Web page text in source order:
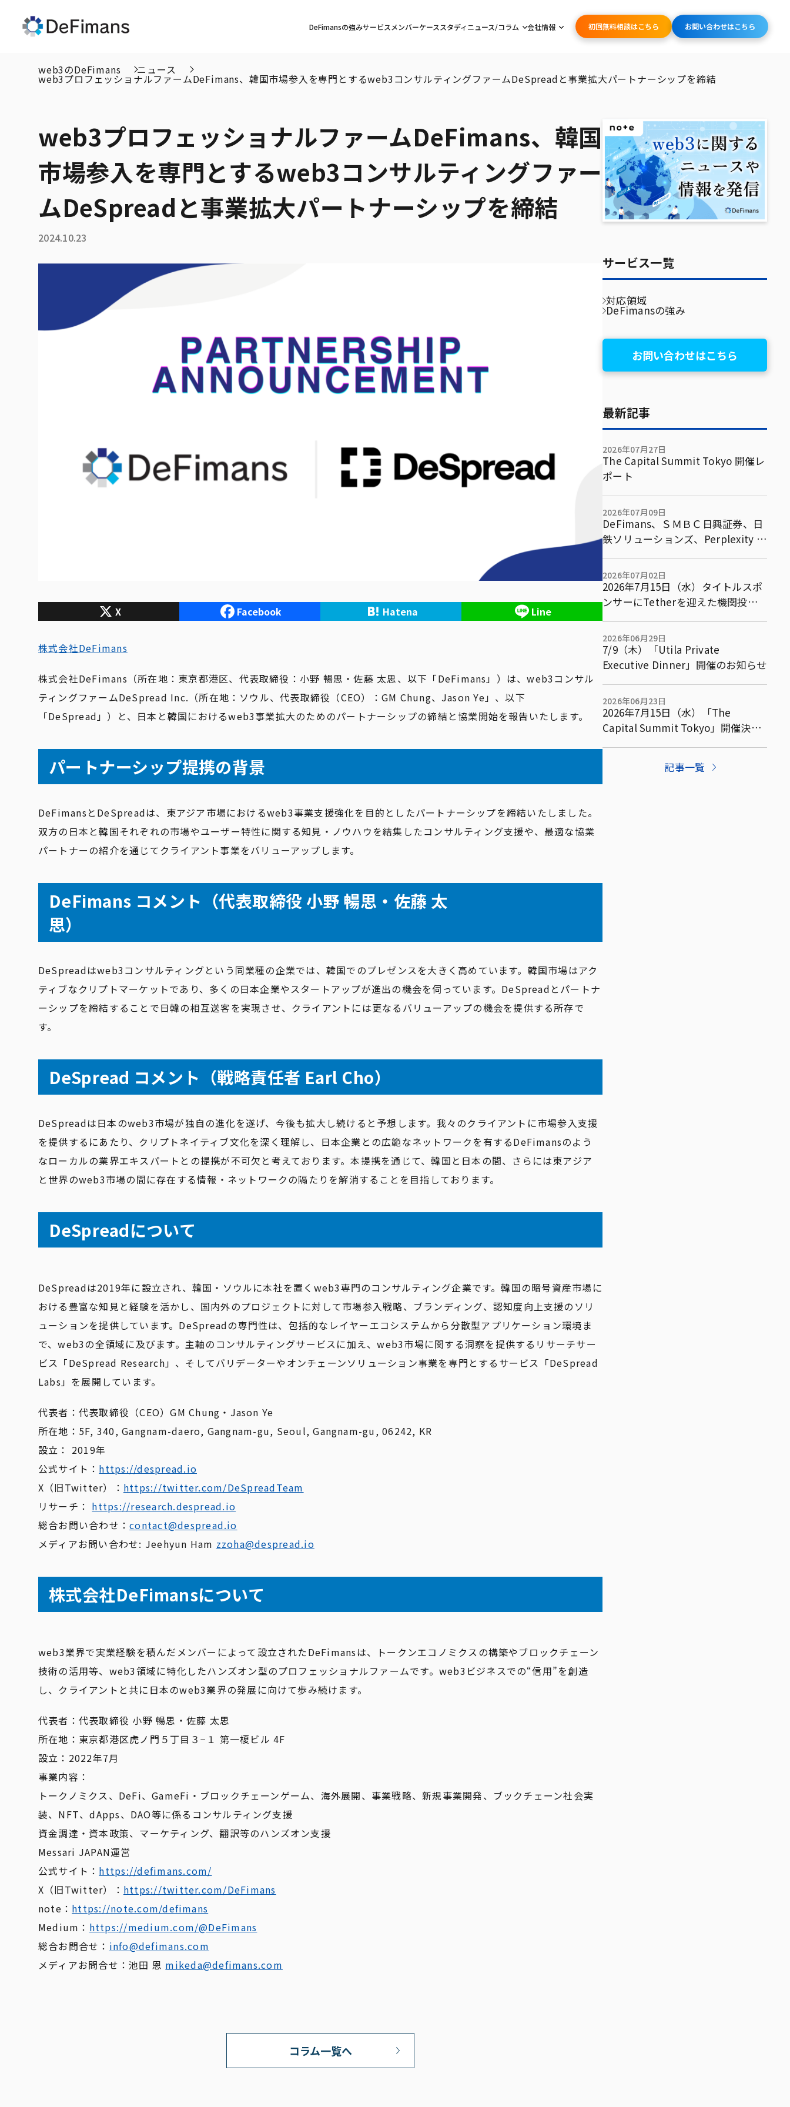
DeFimansの強みサービス メンバーケーススタディニュース/コラム 会社情報 初回無料相談はこちら お問い合わせはこちら
web3のDeFimans ニュース
web3プロフェッショナルファームDeFimans、韓国市場参入を専門とするweb3コンサルティングファームDeSpreadと事業拡大パートナーシップを締結
web3プロフェッショナルファームDeFimans、韓国
市場参入を専門とするweb3コンサルティングファー
ムDeSpreadと事業拡大パートナーシップを締結
2024.10.23
X Facebook Hatena Line
株式会社DeFimans
株式会社DeFimans（所在地：東京都港区、代表取締役：小野 暢思・佐藤 太思、以下「DeFimans」）は、web3コンサル
ティングファームDeSpread Inc.（所在地：ソウル、代表取締役（CEO）：GM Chung、Jason Ye」、以下
「DeSpread」）と、日本と韓国におけるweb3事業拡大のためのパートナーシップの締結と協業開始を報告いたします。
パートナーシップ提携の背景
DeFimansとDeSpreadは、東アジア市場におけるweb3事業支援強化を目的としたパートナーシップを締結いたしました。
双方の日本と韓国それぞれの市場やユーザー特性に関する知見・ノウハウを結集したコンサルティング支援や、最適な協業
パートナーの紹介を通じてクライアント事業をバリューアップします。
DeFimans コメント（代表取締役 小野 暢思・佐藤 太
思）
DeSpreadはweb3コンサルティングという同業種の企業では、韓国でのプレゼンスを大きく高めています。韓国市場はアク
ティブなクリプトマーケットであり、多くの日本企業やスタートアップが進出の機会を伺っています。DeSpreadとパートナ
ーシップを締結することで日韓の相互送客を実現させ、クライアントには更なるバリューアップの機会を提供する所存で
す。
DeSpread コメント（戦略責任者 Earl Cho）
DeSpreadは日本のweb3市場が独自の進化を遂げ、今後も拡大し続けると予想します。我々のクライアントに市場参入支援
を提供するにあたり、クリプトネイティブ文化を深く理解し、日本企業との広範なネットワークを有するDeFimansのよう
なローカルの業界エキスパートとの提携が不可欠と考えております。本提携を通じて、韓国と日本の間、さらには東アジア
と世界のweb3市場の間に存在する情報・ネットワークの隔たりを解消することを目指しております。
DeSpreadについて
DeSpreadは2019年に設立され、韓国・ソウルに本社を置くweb3専門のコンサルティング企業です。韓国の暗号資産市場に
おける豊富な知見と経験を活かし、国内外のプロジェクトに対して市場参入戦略、ブランディング、認知度向上支援のソリ
ューションを提供しています。DeSpreadの専門性は、包括的なレイヤーエコシステムから分散型アプリケーション環境ま
で、web3の全領域に及びます。主軸のコンサルティングサービスに加え、web3市場に関する洞察を提供するリサーチサー
ビス「DeSpread Research」、そしてバリデーターやオンチェーンソリューション事業を専門とするサービス「DeSpread
Labs」を展開しています。
代表者：代表取締役（CEO）GM Chung・Jason Ye
所在地：5F, 340, Gangnam-daero, Gangnam-gu, Seoul, Gangnam-gu, 06242, KR
設立： 2019年
公式サイト： https://despread.io
X（旧Twitter）： https://twitter.com/DeSpreadTeam
リサーチ： https://research.despread.io
総合お問い合わせ：contact@despread.io
メディアお問い合わせ: Jeehyun Ham zzoha@despread.io
株式会社DeFimansについて
web3業界で実業経験を積んだメンバーによって設立されたDeFimansは、トークンエコノミクスの構築やブロックチェーン
技術の活用等、web3領域に特化したハンズオン型のプロフェッショナルファームです。web3ビジネスでの“信用”を創造
し、クライアントと共に日本のweb3業界の発展に向けて歩み続けます。
代表者：代表取締役 小野 暢思・佐藤 太思
所在地：東京都港区虎ノ門５丁目３−１ 第一榎ビル 4F
設立：2022年7月
事業内容：
トークノミクス、DeFi、GameFi・ブロックチェーンゲーム、海外展開、事業戦略、新規事業開発、ブックチェーン社会実
装、NFT、dApps、DAO等に係るコンサルティング支援
資金調達・資本政策、マーケティング、翻訳等のハンズオン支援
Messari JAPAN運営
公式サイト： https://defimans.com/
X（旧Twitter）： https://twitter.com/DeFimans
note： https://note.com/defimans
Medium： https://medium.com/@DeFimans
総合お問合せ： info@defimans.com
メディアお問合せ：池田 恩 mikeda@defimans.com
コラム一覧へ
サービス一覧
対応領域
DeFimansの強み
お問い合わせはこちら
最新記事
2026年07月27日
The Capital Summit Tokyo 開催レ
ポート
2026年07月09日
DeFimans、ＳＭＢＣ日興証券、日
鉄ソリューションズ、Perplexity AI
場横断型アービトラージ取引等に関
する共同実証実験の基本合意書を締
結
2026年07月02日
2026年7月15日（水）タイトルスポ
ンサーにTetherを迎えた機関投資
Summit Tokyo」パネルテーマ・ス
ポンサーを発表
2026年06月29日
7/9（木）「Utila Private
Executive Dinner」開催のお知らせ
2026年06月23日
2026年7月15日（水）「The
Capital Summit Tokyo」開催決
記事一覧